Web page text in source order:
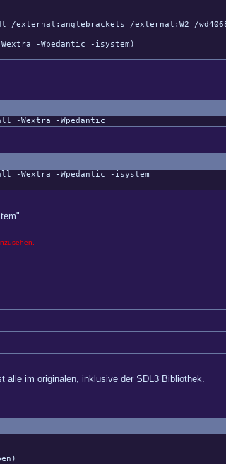
/external:anglebrackets /external:W2 /
-Wpedantic -isystem)
-Wextra -Wpedantic
-Wextra -Wpedantic -isystem
alle im originalen, inklusive der SDL3 Bibliothek.